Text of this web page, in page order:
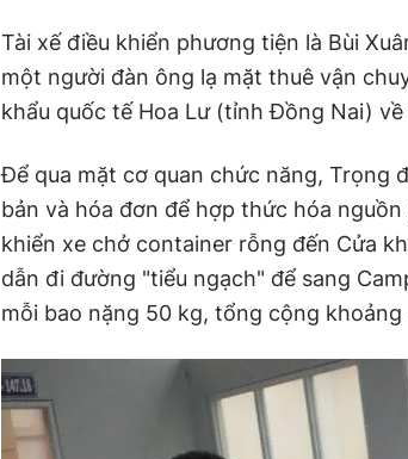
Tài xế điều khiển phương tiện là Bùi
một người đàn ông lạ mặt thuê vận
khẩu quốc tế Hoa Lư (tỉnh Đồng Nai)
Để qua mặt cơ quan chức năng, Trọng
bản và hóa đơn để hợp thức hóa
khiển xe chở container rỗng đến Cửa
dẫn đi đường "tiểu ngạch" để sang
mỗi bao nặng 50 kg, tổng cộng